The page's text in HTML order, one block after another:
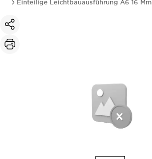
Einteilige Leichtbauausführung A6 16 Mm